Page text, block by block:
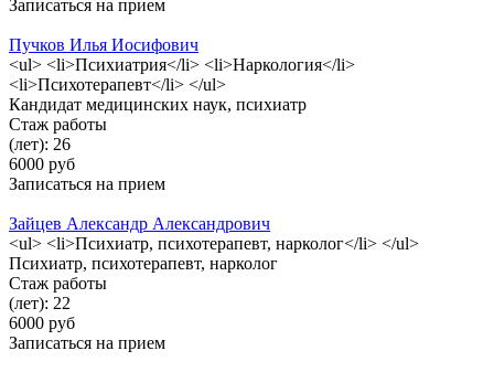
Записаться на прием
Пучков Илья Иосифович
<ul> <li>Психиатрия</li> <li>Наркология</li>
<li>Психотерапевт</li> </ul>
Кандидат медицинских наук, психиатр
Стаж работы
(лет): 26
6000 руб
Записаться на прием
Зайцев Александр Александрович
<ul> <li>Психиатр, психотерапевт, нарколог</li> </ul>
Психиатр, психотерапевт, нарколог
Стаж работы
(лет): 22
6000 руб
Записаться на прием